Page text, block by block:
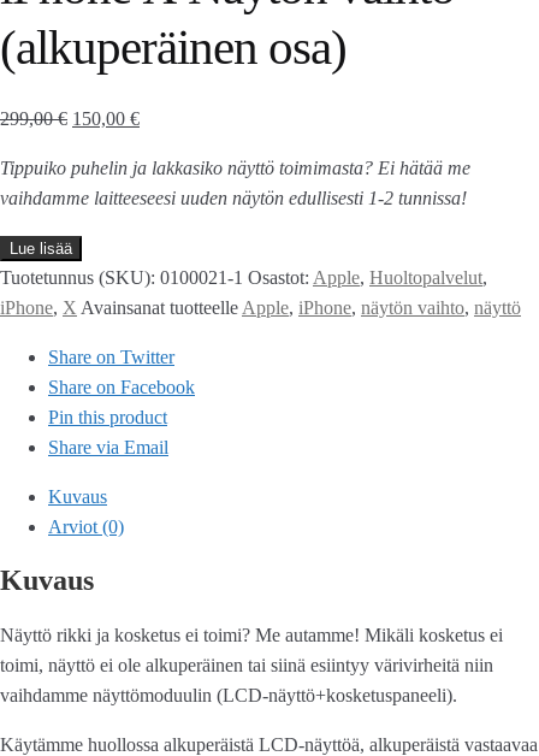
(alkuperäinen osa)
299,00€ 150,00 €
Tippuiko puhelin ja lakkasiko näyttö toimimasta? Ei hätää me
vaihdamme laitteeseesi uuden näytön edullisesti 1-2 tunnissa!
Lue lisää
Tuotetunnus (SKU): 0100021-1 Osastot: Apple, Huoltopalvelut,
iPhone, X Avainsanat tuotteelle Apple, iPhone, näytön vaihto, näyttö
Share on Twitter
Share on Facebook
Pin this product
Share via Email
Kuvaus
Arviot (0)
Kuvaus
Näyttö rikki ja kosketus ei toimi? Me autamme! Mikäli kosketus ei
toimi, näyttö ei ole alkuperäinen tai siinä esiintyy värivirheitä niin
vaihdamme näyttömoduulin (LCD-näyttö+kosketuspaneeli).
Käytämme huollossa alkuperäistä LCD-näyttöä, alkuperäistä vastaavaa